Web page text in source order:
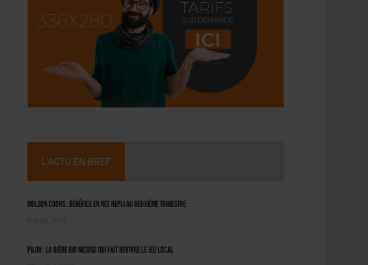
L'ACTU EN BREF
Molson Coors : bénéfice en net repli au deuxième trimestre
Pilou : la bière bio niçoise qui fait revivre le jeu local